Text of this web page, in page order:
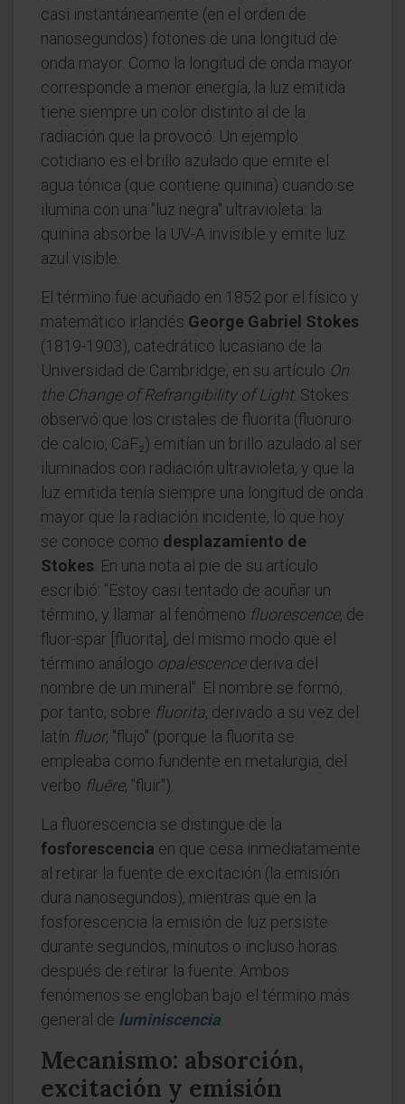
casi instantáneamente (en el orden de
nanosegundos) fotones de una longitud de
onda mayor. Como la longitud de onda mayor
corresponde a menor energía, la luz emitida
tiene siempre un color distinto al de la
radiación que la provocó. Un ejemplo
cotidiano es el brillo azulado que emite el
agua tónica (que contiene quinina) cuando se
ilumina con una "luz negra" ultravioleta: la
quinina absorbe la UV-A invisible y emite luz
azul visible.
El término fue acuñado en 1852 por el físico y
matemático irlandés George Gabriel Stokes
(1819-1903), catedrático lucasiano de la
Universidad de Cambridge, en su artículo On
the Change of Refrangibility of Light. Stokes
observó que los cristales de fluorita (fluoruro
de calcio, CaF₂) emitían un brillo azulado al ser
iluminados con radiación ultravioleta, y que la
luz emitida tenía siempre una longitud de onda
mayor que la radiación incidente, lo que hoy
se conoce como desplazamiento de
Stokes . En una nota al pie de su artículo
escribió: "Estoy casi tentado de acuñar un
término, y llamar al fenómeno fluorescence, de
fluor-spar [fluorita], del mismo modo que el
término análogo opalescencederiva del
nombre de un mineral". El nombre se formó,
por tanto, sobre fluorita, derivado a su vez del
latín fluor, "flujo" (porque la fluorita se
empleaba como fundente en metalurgia, del
verbo fluĕre, "fluir").
La fluorescencia se distingue de la
fosforescencia en que cesa inmediatamente
al retirar la fuente de excitación (la emisión
dura nanosegundos), mientras que en la
fosforescencia la emisión de luz persiste
durante segundos, minutos o incluso horas
después de retirar la fuente. Ambos
fenómenos se engloban bajo el término más
general de luminiscencia
Mecanismo: absorción,
excitación y emisión